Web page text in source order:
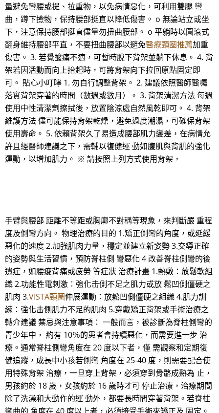
量避免彎腰或提、拉重物，以免病情惡化，可利用雙腿 彎
曲，蹲下撿物，保持腰部挺直以降低傷害。 o 無論站立或坐
下，注意保持腰部挺直儘量勿扭曲腰部。 o 平躺時以圓滾式
翻身維持腰部平直，不要扭曲腰部以避免醫療頸圈推薦加重
傷害。 3. 若覺酸痛不適，可暫時脫下背架並躺下休息。 4. 背
架若因活動而向上抬起時，可將背架向下拉回原點固定即
可。 貼心小叮嚀 1. 勿自行調整背架。 2. 建議依照醫師醫囑
落實背架穿著的時間（數週或數月）。 3. 背架清潔方法 每週
使用中性清潔劑擦拭後，放置陰涼處自然風乾即可。 4. 背架
維護方法 儘可能保持背架乾燥，避免過度潮濕，可確保背架
使用壽命。 5. 依賴背架久了易造成腰部肌力變差，在病情允
許且經醫師建議之下，需輔以復健運 動如腹肌與背肌的強化
運動，以增加肌力。 ※ 請按照上列方式使用背架，
手臂與腰部 距離不等距或胸廓不對稱等現象，來判斷嚴 重程
度及側彎方向。 物理治療的目的 1.矯正側彎的角度，或延緩
惡化的速度 2.加強肌肉力量，穩定並建立新姿勢 3.交導正確
的姿勢與生活習慣，預防脊柱側 彎惡化 4 改善脊柱側彎的後
遺症，如腰痠背痛或疲勞 等症狀 治療計畫 1.熱敷：放鬆軟組
織 2.功能性電刺激：強化击側不足之肌力或放 鬆凹側僵硬之
肌肉 3.VISTA頸圈伸展運動：放鬆凹側僵硬之組織 4.肌力訓
練：強化击側肌力不足的肌肉 5.穿戴矯正背架或手術治療之
轉介建議 禁忌與注意事項： 一般而言，被診斷為脊柱側彎的
青少年中， 約有 10％的患者會持續惡化，而需要進一步 治
療。通常脊柱側彎角度在 20 度以下者，僅 需觀察和定期復
健追蹤，成長中小孩若側彎 角度在 25-40 度，則需要配合使
用特殊背架 治療，一旦穿上背架，必須穿到骨骼成熟為 止，
男孩約於 18 歲，女孩約於 16 歲時才可 停止治療，治療期間
除了洗澡和大動作的運 動外，都要長時間穿著背架。若脊柱